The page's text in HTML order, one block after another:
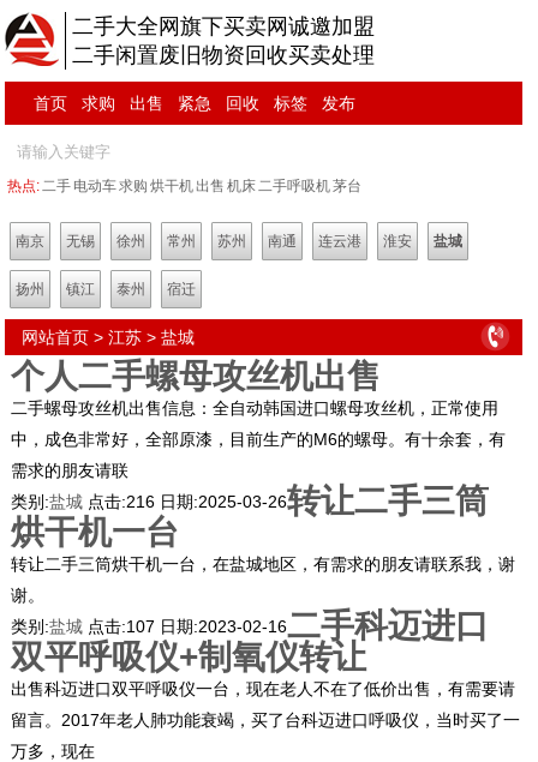
二手大全网旗下买卖网诚邀加盟
二手闲置废旧物资回收买卖处理
首页 求购 出售 紧急 回收 标签 发布
热点:二手 电动车求购 烘干机出售 机床二手呼吸机茅台
南京 无锡 徐州 常州 苏州 南通 连云港 淮安 盐城
扬州 镇江 泰州 宿迁
网站首页 >江苏 >盐城
个人二手螺母攻丝机出售
二手螺母攻丝机出售信息：全自动韩国进口螺母攻丝机，正常使用
中，成色非常好，全部原漆，目前生产的M6的螺母。有十余套，有
需求的朋友请联
类别:盐城 点击:216 日期:2025-03-26转让二手三筒
烘干机一台
转让二手三筒烘干机一台，在盐城地区，有需求的朋友请联系我，谢
谢。
类别:盐城 点击:107 日期:2023-02-16二手科迈进口
双平呼吸仪+制氧仪转让
出售科迈进口双平呼吸仪一台，现在老人不在了低价出售，有需要请
留言。2017年老人肺功能衰竭，买了台科迈进口呼吸仪，当时买了一
万多，现在